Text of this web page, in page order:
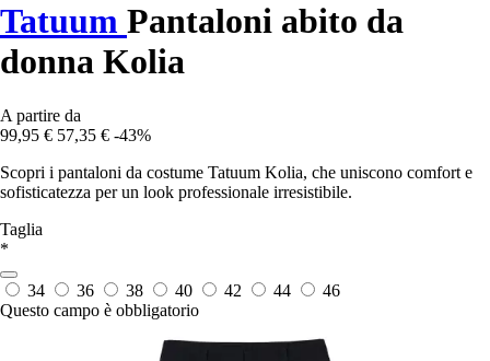
Tatuum Pantaloni abito da
donna Kolia
A partire da
99,95 € 57,35 € -43%
Scopri i pantaloni da costume Tatuum Kolia, che uniscono comfort e
sofisticatezza per un look professionale irresistibile.
Taglia
*
34 36 38 40 42 44
46
Questo campo è obbligatorio